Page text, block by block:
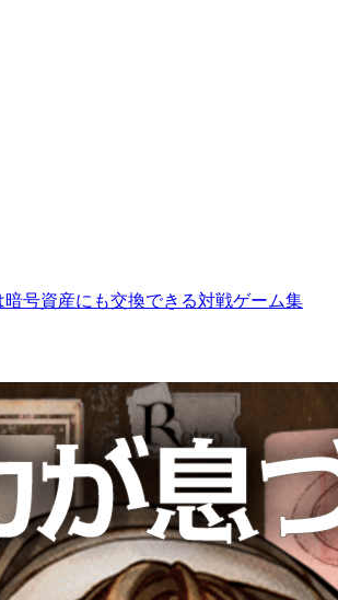
号資産にも交換できる対戦ゲーム集